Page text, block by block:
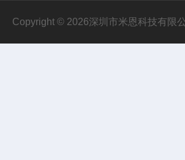
Copyright © 2026深圳市米恩科技有限